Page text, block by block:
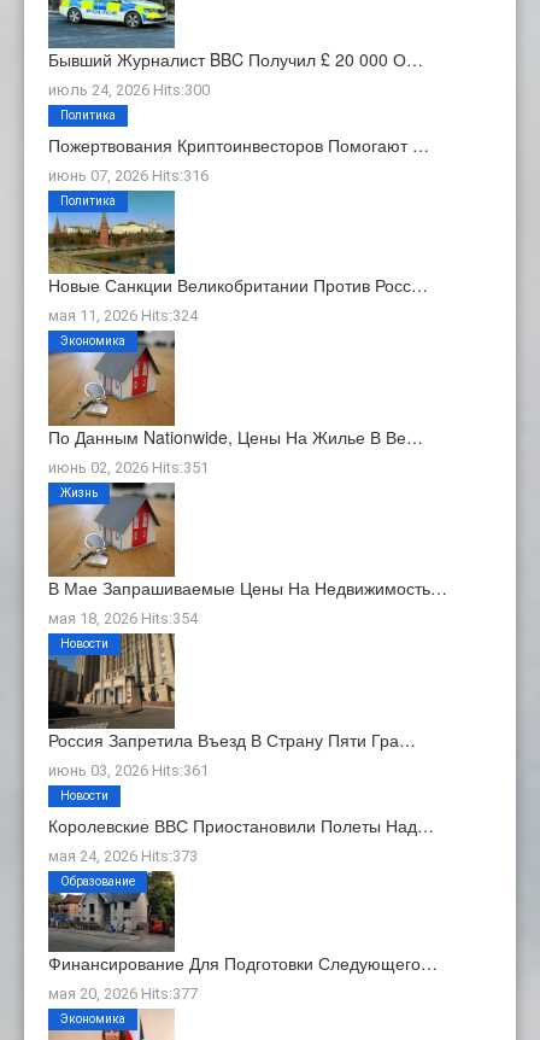
Бывший Журналист BBC Получил £ 20 000 О…
июль 24, 2026 Hits:300
Пожертвования Криптоинвесторов Помогают …
июнь 07, 2026 Hits:316
Политика
Новые Санкции Великобритании Против Росс…
мая 11, 2026 Hits:324
Политика
По Данным Nationwide, Цены На Жилье В Ве…
июнь 02, 2026 Hits:351
Экономика
В Мае Запрашиваемые Цены На Недвижимость…
мая 18, 2026 Hits:354
Жизнь
Россия Запретила Въезд В Страну Пяти Гра…
июнь 03, 2026 Hits:361
Новости
Королевские ВВС Приостановили Полеты Над…
мая 24, 2026 Hits:373
Новости
Финансирование Для Подготовки Следующего…
мая 20, 2026 Hits:377
Образование
Экономика